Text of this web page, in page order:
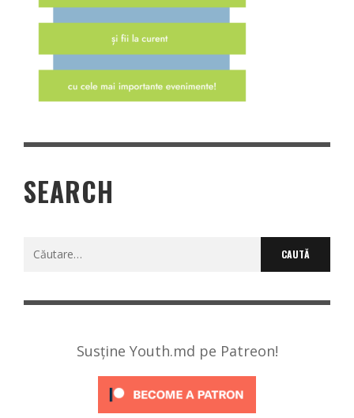
SEARCH
Caută
Susține Youth.md pe Patreon!